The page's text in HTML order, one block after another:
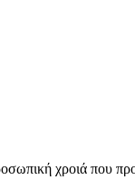
χροιά που